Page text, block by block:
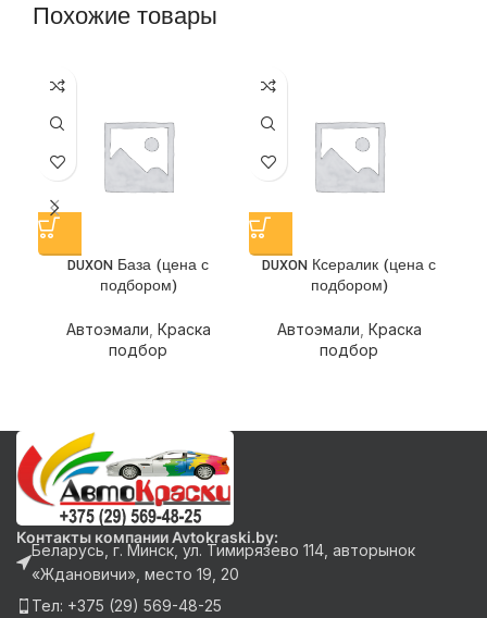
Похожие товары
DUXON База (цена с
подбором)
Автоэмали Краска
подбор
DUXON Ксералик (цена с
подбором)
Автоэмали Краска
подбор
Контакты компании Avtokraski.by:
Беларусь, г. Минск, ул. Тимирязево 114, авторынок
«Ждановичи», место 19, 20
Тел: +375 (29) 569-48-25